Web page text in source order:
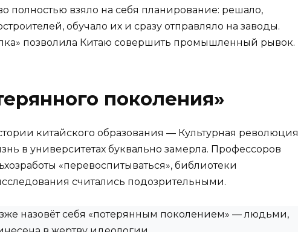
полностью взяло на себя планирование: решало,
обучало их и сразу отправляло на заводы.
позволила Китаю совершить промышленный рывок.
поколения»
китайского образования — Культурная революция
в университетах буквально замерла. Профессоров
«перевоспитываться», библиотеки
считались подозрительными.
назовёт себя «потерянным поколением» — людьми,